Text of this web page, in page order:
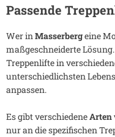
Passende
Wer inMasserbergeine
maßgeschneiderte
Treppenlifte in
unterschiedlichsten
anpassen.
Es gibt verschiedeneArten
nur an die spezifischen